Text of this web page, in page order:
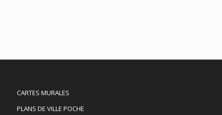
CARTES MURALES
PLANS DE VILLE POCHE